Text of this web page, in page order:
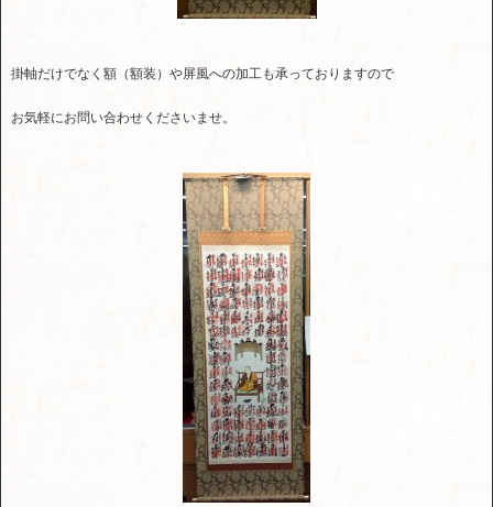
掛軸だけでなく額（額装）や屏風への加工も承っておりますので
お気軽にお問い合わせくださいませ。